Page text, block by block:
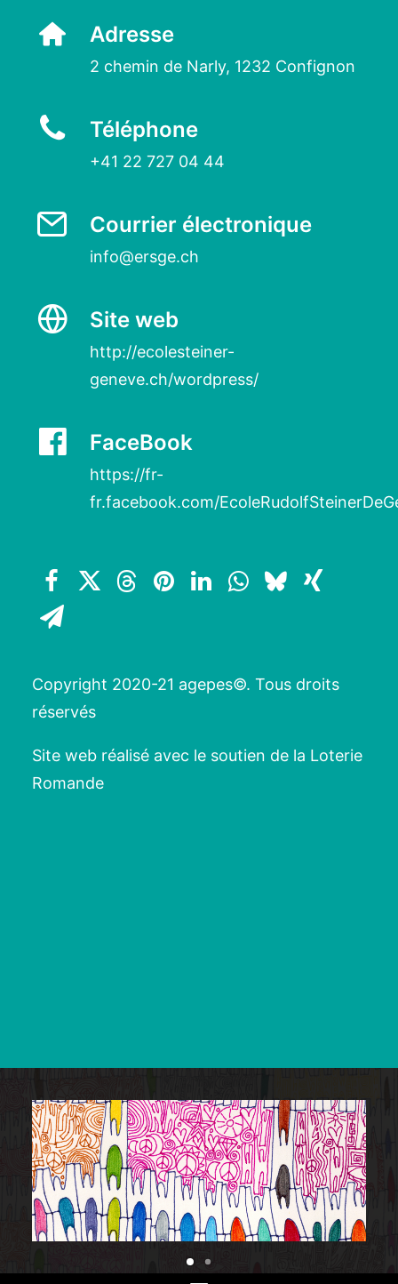
Adresse
2 chemin de Narly, 1232 Confignon
Téléphone
+41 22 727 04 44
Courrier électronique
info@ersge.ch
Site web
http://ecolesteiner-
geneve.ch/wordpress/
FaceBook
https://fr-
fr.facebook.com/
Copyright 2020-21 agepes©. Tous droits
réservés
Site web réalisé avec le soutien de la Loterie
Romande